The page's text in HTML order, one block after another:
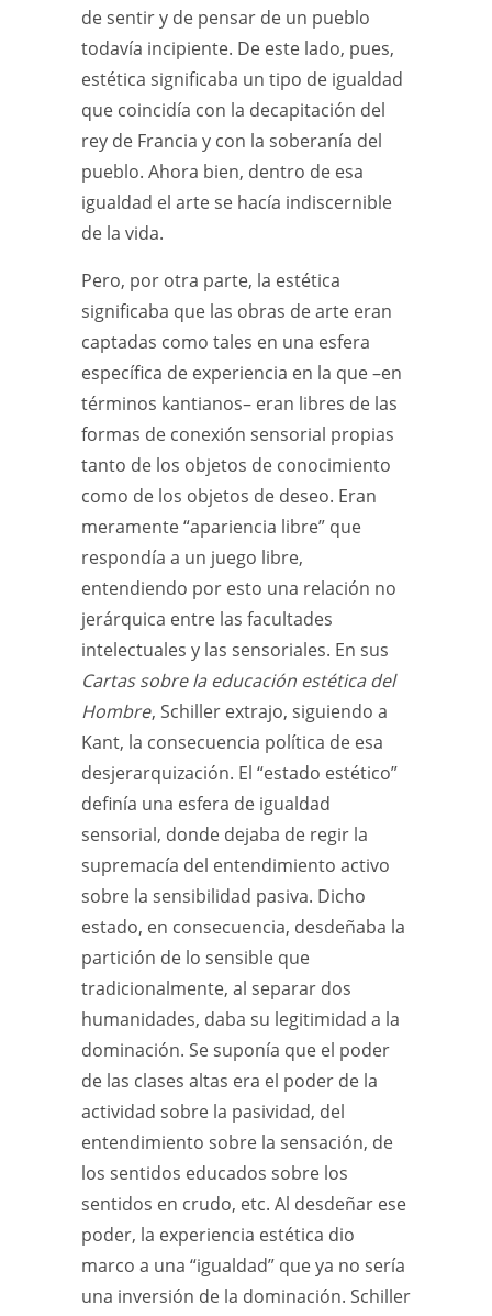
de sentir y de pensar de un pueblo
todavía incipiente. De este lado, pues,
estética significaba un tipo de igualdad
que coincidía con la decapitación del
rey de Francia y con la soberanía del
pueblo. Ahora bien, dentro de esa
igualdad el arte se hacía indiscernible
de la vida.
Pero, por otra parte, la estética
significaba que las obras de arte eran
captadas como tales en una esfera
específica de experiencia en la que –en
términos kantianos– eran libres de las
formas de conexión sensorial propias
tanto de los objetos de conocimiento
como de los objetos de deseo. Eran
meramente “apariencia libre” que
respondía a un juego libre,
entendiendo por esto una relación no
jerárquica entre las facultades
intelectuales y las sensoriales. En sus
Cartas sobre la educación estética del
Hombre, Schiller extrajo, siguiendo a
Kant, la consecuencia política de esa
desjerarquización. El “estado estético”
definía una esfera de igualdad
sensorial, donde dejaba de regir la
supremacía del entendimiento activo
sobre la sensibilidad pasiva. Dicho
estado, en consecuencia, desdeñaba la
partición de lo sensible que
tradicionalmente, al separar dos
humanidades, daba su legitimidad a la
dominación. Se suponía que el poder
de las clases altas era el poder de la
actividad sobre la pasividad, del
entendimiento sobre la sensación, de
los sentidos educados sobre los
sentidos en crudo, etc. Al desdeñar ese
poder, la experiencia estética dio
marco a una “igualdad” que ya no sería
una inversión de la dominación. Schiller